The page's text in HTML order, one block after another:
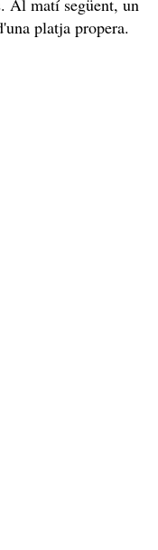
Al matí següent, un
platja propera.